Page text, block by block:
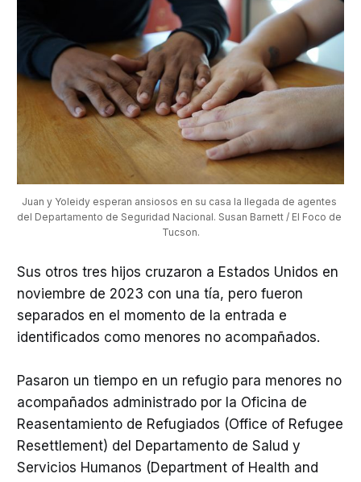
Juan y Yoleidy esperan ansiosos en su casa la llegada de agentes
del Departamento de Seguridad Nacional. Susan Barnett / El Foco de
Tucson.
Sus otros tres hijos cruzaron a Estados Unidos en
noviembre de 2023 con una tía, pero fueron
separados en el momento de la entrada e
identificados como menores no acompañados.
Pasaron un tiempo en un refugio para menores no
acompañados administrado por la Oficina de
Reasentamiento de Refugiados (Office of Refugee
Resettlement) del Departamento de Salud y
Servicios Humanos (Department of Health and